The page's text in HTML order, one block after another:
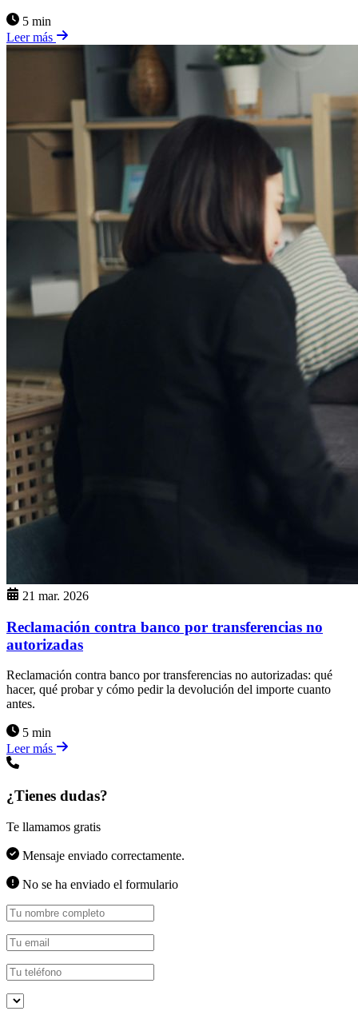
5 min
Leer más
21 mar. 2026
Reclamación contra banco por transferencias no
autorizadas
Reclamación contra banco por transferencias no autorizadas: qué
hacer, qué probar y cómo pedir la devolución del importe cuanto
antes.
5 min
Leer más
¿Tienes dudas?
Te llamamos gratis
Mensaje enviado correctamente.
No se ha enviado el formulario